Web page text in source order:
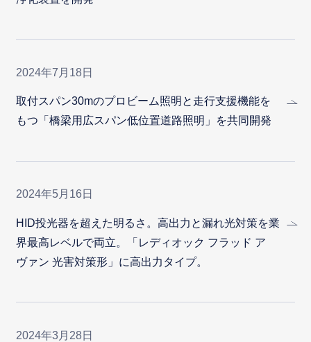
2024年7月18日
取付スパン30mのプロビーム照明と走行支援機能を
もつ「橋梁用広スパン低位置道路照明」を共同開発
2024年5月16日
HID投光器を超えた明るさ。高出力と漏れ光対策を業
界最高レベルで両立。「レディオック フラッド ア
ヴァン 光害対策形」に高出力タイプ。
2024年3月28日